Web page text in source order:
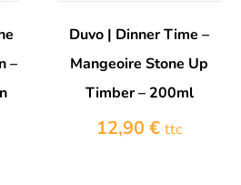
–
Duvo | Dinner Time –
Mangeoire Stone Up
Timber – 200ml
12,90€ ttc